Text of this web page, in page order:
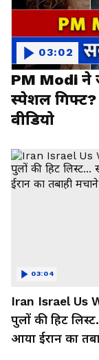
PM Modi ने
स्पेशल
वीडियो
03:02
Iran Israel Us
पुलों की हिट
आया ईरान का
03:04